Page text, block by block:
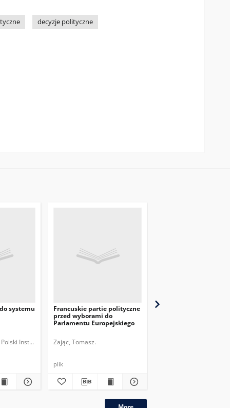
decyzje polityczne
systemu
Polski Instytut Spraw Międzynarodowych.
Francuskie partie polityczne
przed wyborami do
Parlamentu Europejskiego
Zając, Tomasz.
plik